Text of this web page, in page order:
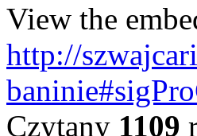
View the
http://
Czytany 1109